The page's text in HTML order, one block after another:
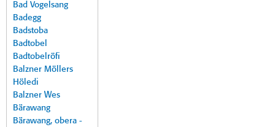
Bad Vogelsang
Badegg
Badstoba
Badtobel
Badtobelröfi
Balzner Möllers
Höledi
Balzner Wes
Bärawang
Bärawang, obera -